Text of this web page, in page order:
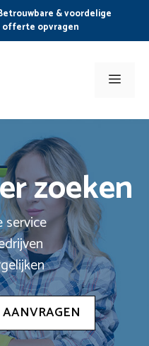
& voordelige
offerte opvragen
Menu
zoeken
service